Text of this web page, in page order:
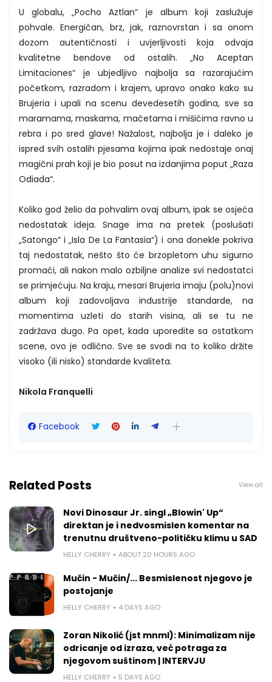
U globalu, „Pocho Aztlan“ je album koji zaslužuje
pohvale. Energičan, brz, jak, raznovrstan i sa onom
dozom autentičnosti i uvjerljivosti koja odvaja
kvalitetne bendove od ostalih. „No Aceptan
Limitaciones“ je ubjedljivo najbolja sa razarajućim
početkom, razradom i krajem, upravo onako kako su
Brujeria i upali na scenu devedesetih godina, sve sa
maramama, maskama, mačetama i mišićima ravno u
rebra i po sred glave! Nažalost, najbolja je i daleko je
ispred svih ostalih pjesama kojima ipak nedostaje onaj
magični prah koji je bio posut na izdanjima poput „Raza
Odiada“.
Koliko god želio da pohvalim ovaj album, ipak se osjeća
nedostatak ideja. Snage ima na pretek (poslušati
„Satongo“ i „Isla De La Fantasia“) i ona donekle pokriva
taj nedostatak, nešto što će brzopletom uhu sigurno
promaći, ali nakon malo ozbiljne analize svi nedostatci
se primjećuju. Na kraju, mesari Brujeria imaju (polu)novi
album koji zadovoljava industrije standarde, na
momentima uzleti do starih visina, ali se tu ne
zadržava dugo. Pa opet, kada uporedite sa ostatkom
scene, ovo je odlično. Sve se svodi na to koliko držite
visoko (ili nisko) standarde kvaliteta.
Nikola Franquelli
Facebook
Related Posts View all
Novi Dinosaur Jr. singl „Blowin' Up“
direktan je i nedvosmislen komentar na
trenutnu društveno-političku klimu u SAD
HELLY CHERRY ABOUT 20 HOURS AGO
Mučin - Mučin/... Besmislenost njegovo je
postojanje
HELLY CHERRY 4 DAYS AGO
Zoran Nikolić (jst mnml): Minimalizam nije
odricanje od izraza, već potraga za
njegovom suštinom | INTERVJU
HELLY CHERRY 5 DAYS AGO